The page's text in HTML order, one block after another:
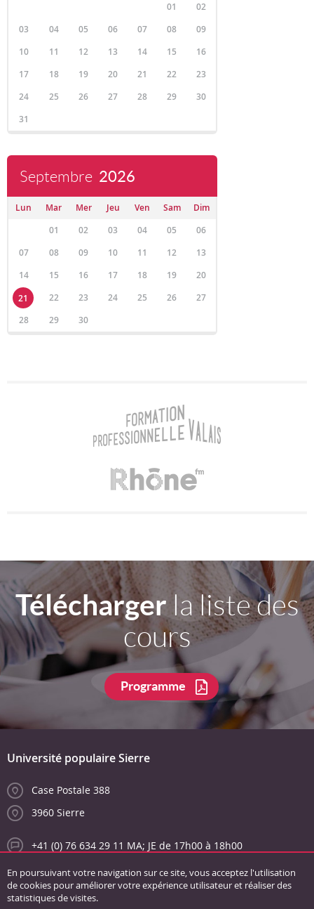
01
02
03
04 05 06 07 08
09
10
11 12 13 14 15
16
17
18 19 20 21 22
23
24
25 26 27 28 29
30
31
Septembre 2026
Lun Mar Mer Jeu Ven Sam
Dim
01
02 03 04 05
06
07
08 09 10 11 12
13
14
15 16 17 18 19
20
21
22 23 24 25 26
27
28
29 30
Téléchargerla liste des
cours
Programme
Université populaire Sierre
Case Postale 388
3960 Sierre
+41 (0) 76 634 29 11 MA; JE de 17h00 à 18h00
info@unipopsierre.ch
En poursuivant votre navigation sur ce site, vous acceptez l'utilisation
de cookies pour améliorer votre expérience utilisateur et réaliser des
statistiques de visites.